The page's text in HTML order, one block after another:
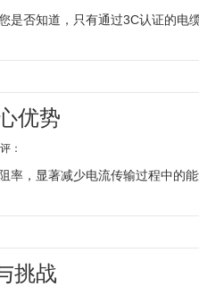
是否知道，只有通过3C认证的电
优势
：
率，显著减少电流传输过程中的
挑战